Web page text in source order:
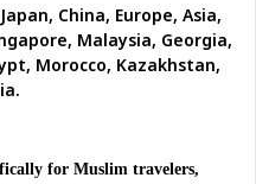
Japan, China, Europe, Asia,
Malaysia, Georgia,
Morocco, Kazakhstan,
for Muslim travelers,